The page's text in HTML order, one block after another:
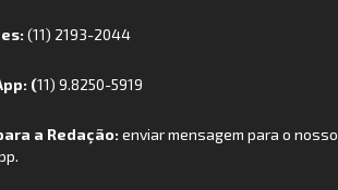
(11) 2193-2044
(11) 9.8250-5919
a Redação:enviar mensagem para o nosso